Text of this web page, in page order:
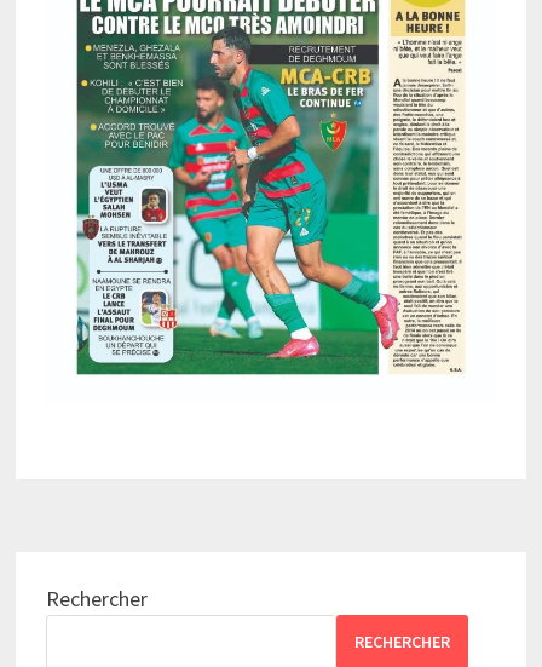
Rechercher
RECHERCHER